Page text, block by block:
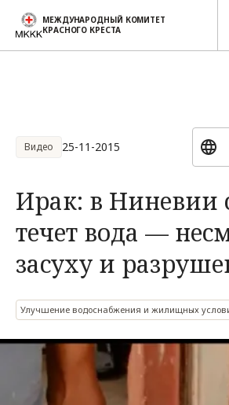
МЕЖДУНАРОДНЫЙ КОМИТЕТ
КРАСНОГО КРЕСТА
Видео 25-11-2015
Ирак: в Ниневии
течет вода —
засуху и
Улучшение водоснабжения и жилищных